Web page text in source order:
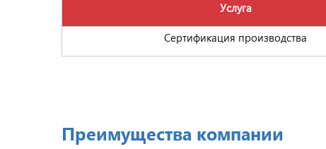
Услуга
Сертификация производства
Преимущества компании